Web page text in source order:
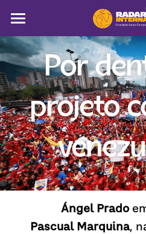
Sobre
Colunistas
América Latina
Notícias
Artigos
Pega a visão
Busca
Por
projeto
Ángel Prado
Pascual Marquina,